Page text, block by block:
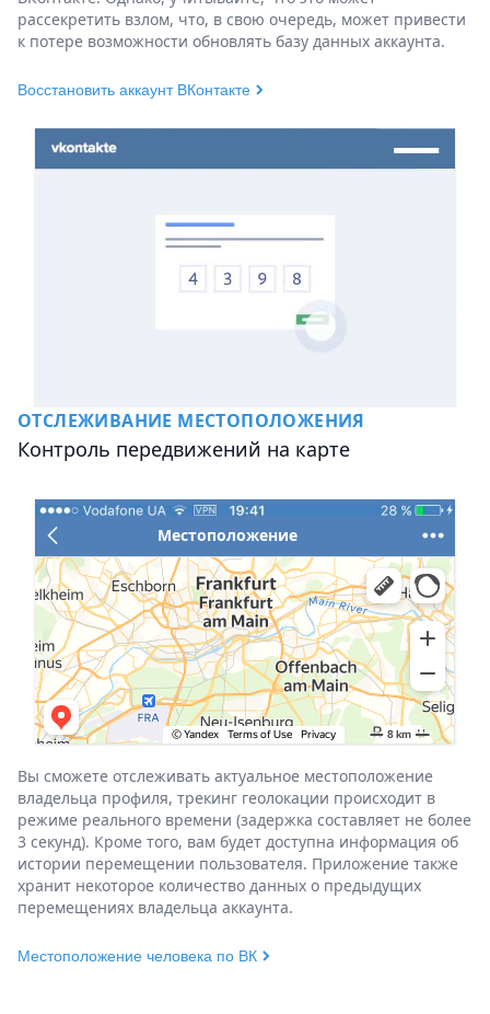
рассекретить взлом, что, в свою очередь, может привести
к потере возможности обновлять базу данных аккаунта.
Восстановить аккаунт ВКонтакте
ОТСЛЕЖИВАНИЕ МЕСТОПОЛОЖЕНИЯ
Контроль передвижений на карте
Местоположение
Вы сможете отслеживать актуальное местоположение
владельца профиля, трекинг геолокации происходит в
режиме реального времени (задержка составляет не более
3 секунд). Кроме того, вам будет доступна информация об
истории перемещении пользователя. Приложение также
хранит некоторое количество данных о предыдущих
перемещениях владельца аккаунта.
Местоположение человека по ВК